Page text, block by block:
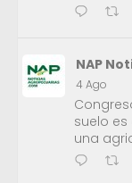
NAP
4 Ago
suelo es
una